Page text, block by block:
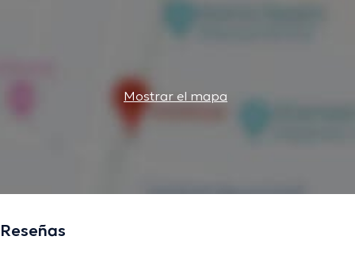
Mostrar el mapa
Reseñas